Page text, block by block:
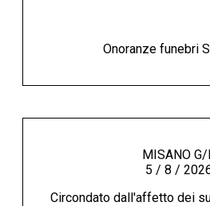
Onoranze funebri
MISANO G/
5 / 8 /
Circondato dall'affetto dei